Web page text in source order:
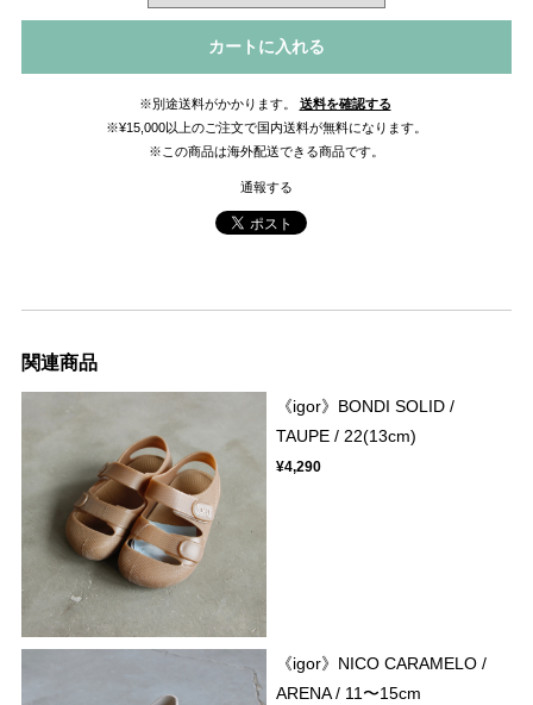
カートに入れる
※別途送料がかかります。
送料を確認する
※¥15,000以上のご注文で国内送料が無料になります。
※この商品は海外配送できる商品です。
通報する
関連商品
《igor》BONDI SOLID /
TAUPE / 22(13cm)
¥4,290
《igor》NICO CARAMELO /
ARENA / 11〜15cm